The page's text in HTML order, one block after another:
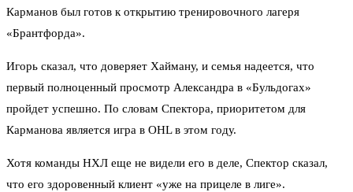
Карманов был готов к открытию тренировочного лагеря
«Брантфорда».
Игорь сказал, что доверяет Хайману, и семья надеется, что
первый полноценный просмотр Александра в «Бульдогах»
пройдет успешно. По словам Спектора, приоритетом для
Карманова является игра в OHL в этом году.
Хотя команды НХЛ еще не видели его в деле, Спектор сказал,
что его здоровенный клиент «уже на прицеле в лиге».